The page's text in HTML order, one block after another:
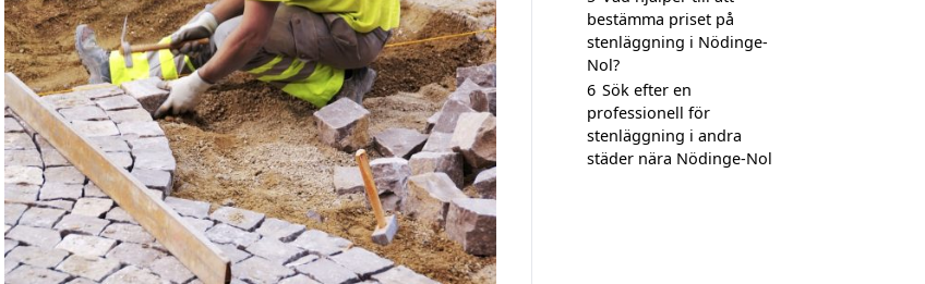
bestämma priset på
stenläggning i Nödinge-
Nol?
6 Sök efter en
professionell för
stenläggning i andra
städer nära Nödinge-Nol